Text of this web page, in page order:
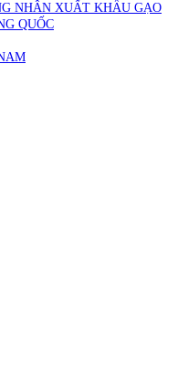
NHÂN XUẤT KHẨU GẠO
QUỐC